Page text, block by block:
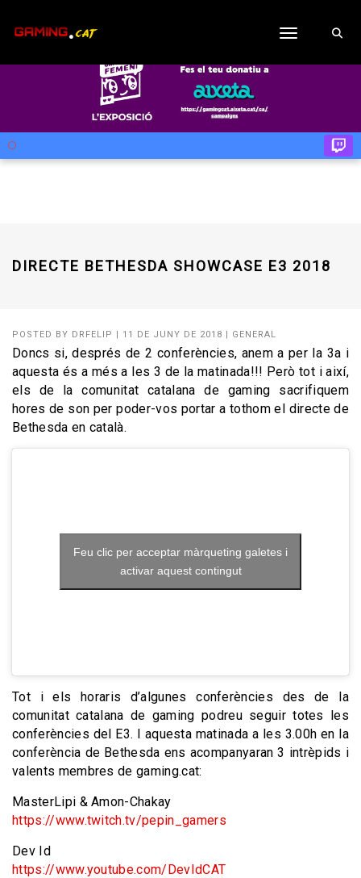
Toggle
DIRECTE BETHESDA SHOWCASE E3 2018
POSTED BY DRFELIP | 11 DE JUNY DE 2018 | GENERAL
Doncs si, després de 2 conferències, anem a per la 3a i
aquesta és a més a les 3 de la matinada!!! Però tot i així,
els de la comunitat catalana de gaming sacrifiquem
hores de son per poder-vos portar a tothom el directe de
Bethesda en català.
Feu clic per acceptar màrqueting galetes i
activar aquest contingut
Tot i els horaris d’algunes conferències des de la
comunitat catalana de gaming podreu seguir totes les
conferències del E3. I aquesta matinada a les 3.00h en la
conferència de Bethesda ens acompanyaran 3 intrèpids i
valents membres de gaming.cat:
MasterLipi & Amon-Chakay
https://www.twitch.tv/pepin_gamers
Dev Id
https://www.youtube.com/DevIdCAT